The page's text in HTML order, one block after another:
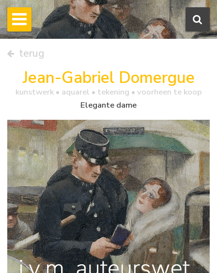
terug
Jean-Gabriel Domergue
kunstwerk • aquarel • tekening • voorheen te koop
Elegante dame